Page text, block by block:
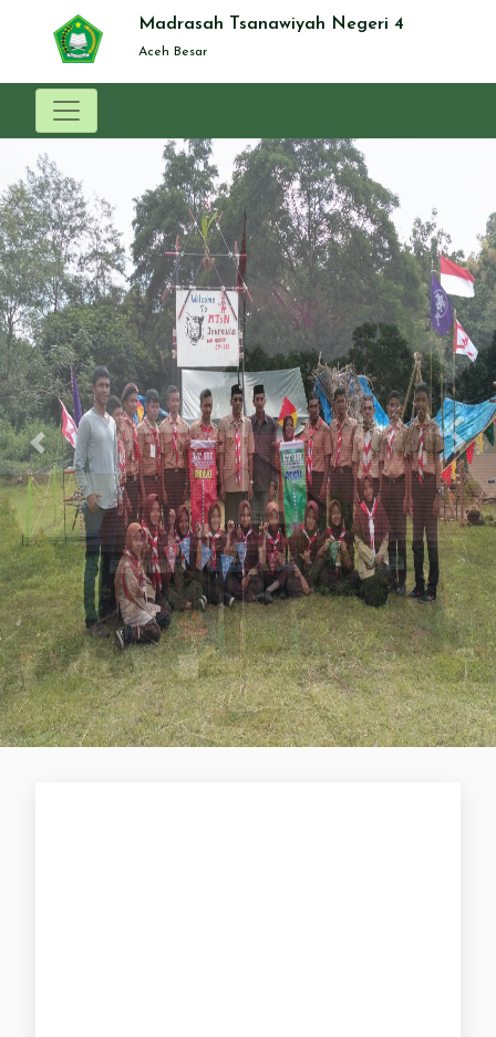
Madrasah Tsanawiyah Negeri 4
Aceh Besar
Previous Next